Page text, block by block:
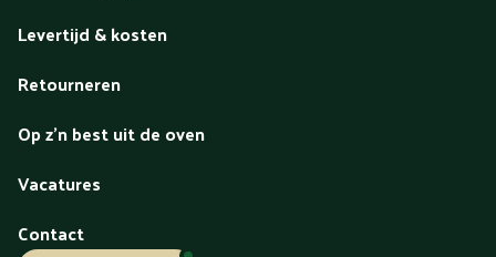
Levertijd & kosten
Retourneren
Op z'n best uit de oven
Vacatures
Contact